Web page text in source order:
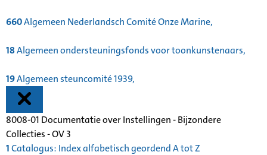
660Algemeen Nederlandsch Comité Onze Marine,
18Algemeen ondersteuningsfonds voor toonkunstenaars,
19Algemeen steuncomité 1939,
8008-01 Documentatie over Instellingen - Bijzondere
Collecties - OV 3
1Catalogus: Index alfabetisch geordend A tot Z